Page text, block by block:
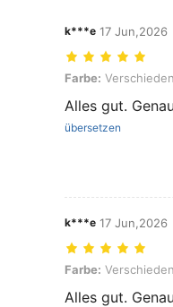
k***e 17 Jun,2026
Farbe:
Farbe:
Alles gut.
übersetzen
k***e 17 Jun,2026
Farbe:
Farbe:
Alles gut.